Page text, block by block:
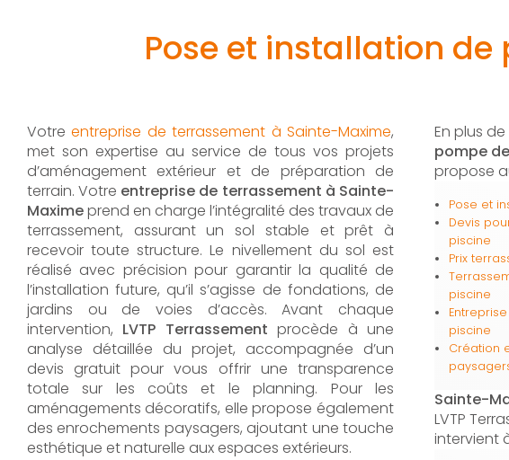
Pose et installation
Votre entreprise de terrassement à Sainte-Maxime,
met son expertise au service de tous vos projets
d’aménagement extérieur et de préparation de
terrain. Votre entreprise de terrassement à Sainte-
Maximeprend en charge l’intégralité des travaux de
terrassement, assurant un sol stable et prêt à
recevoir toute structure. Le nivellement du sol est
réalisé avec précision pour garantir la qualité de
l’installation future, qu’il s’agisse de fondations, de
jardins ou de voies d’accès. Avant chaque
intervention, LVTP Terrassementprocède à une
analyse détaillée du projet, accompagnée d’un
devis gratuit pour vous offrir une transparence
totale sur les coûts et le planning. Pour les
aménagements décoratifs, elle propose également
des enrochements paysagers, ajoutant une touche
esthétique et naturelle aux espaces extérieurs.
En plus
pompe
propose
Pose et
Devis
piscine
Prix
piscine
piscine
Création
Sainte-
LVTP
intervient